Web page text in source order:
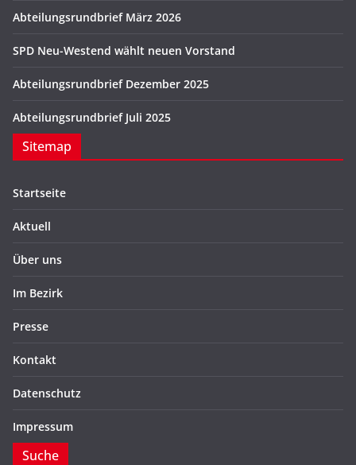
Abteilungsrundbrief März 2026
SPD Neu-Westend wählt neuen Vorstand
Abteilungsrundbrief Dezember 2025
Abteilungsrundbrief Juli 2025
Sitemap
Startseite
Aktuell
Über uns
Im Bezirk
Presse
Kontakt
Datenschutz
Impressum
Suche